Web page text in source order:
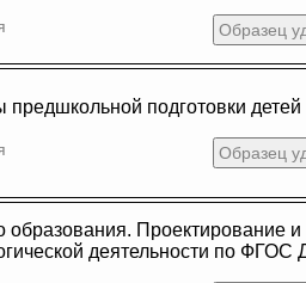
Образец
подготовки
Образец
образования. Проектирование
деятельности по ФГОС